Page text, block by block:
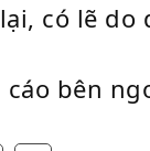
có lẽ
bên